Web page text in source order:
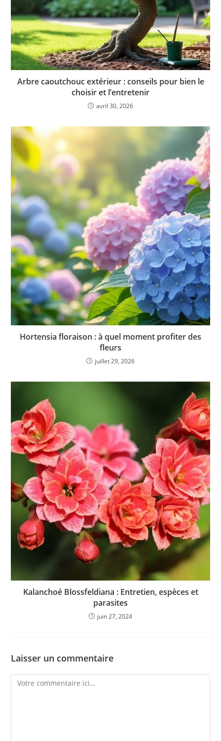
Arbre caoutchouc extérieur : conseils pour bien le
choisir et l’entretenir
avril 30, 2026
Hortensia floraison : à quel moment profiter des
fleurs
juillet 29, 2026
Kalanchoé Blossfeldiana : Entretien, espèces et
parasites
juin 27, 2024
Laisser un commentaire